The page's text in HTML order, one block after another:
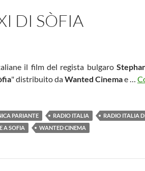
DI SÒFIA
il film del regista bulgaro
" distribuito daWanted Cinemae …
PARIANTE RADIO ITALIA
RADIO ITALIA
A SOFIA WANTED CINEMA